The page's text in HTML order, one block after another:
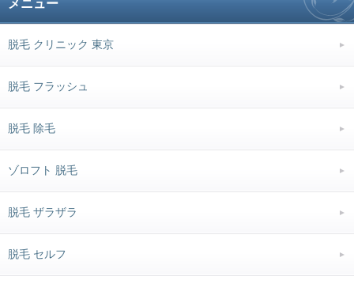
メニュー
脱毛 クリニック 東京
脱毛 フラッシュ
脱毛 除毛
ゾロフト 脱毛
脱毛 ザラザラ
脱毛 セルフ